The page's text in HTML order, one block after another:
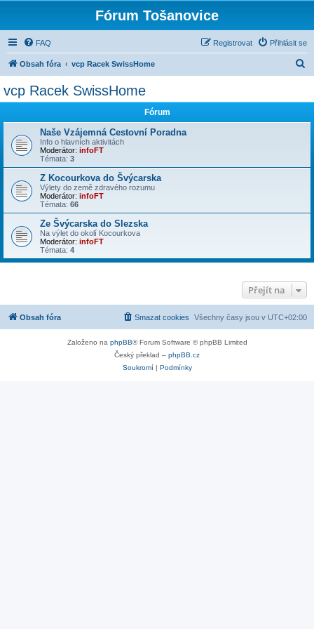
Fórum Tošanovice
FAQ Přihlásit se
Registrovat
Obsah fóra vcp Racek SwissHome
vcp Racek SwissHome
Fórum
Naše Vzájemná Cestovní Poradna
Info o hlavních aktivitách
Moderátor: infoFT
Témata: 3
Z Kocourkova do Švýcarska
Výlety do země zdravého rozumu
Moderátor: infoFT
Témata: 66
Ze Švýcarska do Slezska
Na výlet do okolí Kocourkova
Moderátor: infoFT
Témata: 4
Přejít na
Obsah fóra Všechny časy jsou v UTC+02:00
Smazat cookies
Založeno na phpBB® Forum Software © phpBB Limited
Český překlad – phpBB.cz
Soukromí| Podmínky